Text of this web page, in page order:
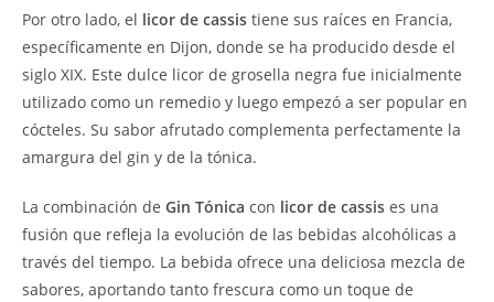
Por otro lado, el licor de cassis tiene sus raíces en Francia,
específicamente en Dijon, donde se ha producido desde el
siglo XIX. Este dulce licor de grosella negra fue inicialmente
utilizado como un remedio y luego empezó a ser popular en
cócteles. Su sabor afrutado complementa perfectamente la
amargura del gin y de la tónica.
La combinación de Gin Tónica con licor de cassis es una
fusión que refleja la evolución de las bebidas alcohólicas a
través del tiempo. La bebida ofrece una deliciosa mezcla de
sabores, aportando tanto frescura como un toque de